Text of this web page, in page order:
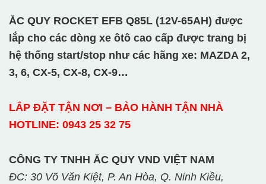
ẮC QUY ROCKET EFB Q85L (12V-65AH) được
lắp cho các dòng xe ôtô cao cấp được trang bị
hệ thống start/stop như các hãng xe: MAZDA 2,
3, 6, CX-5, CX-8, CX-9…
LẮP ĐẶT TẬN NƠI – BẢO HÀNH TẬN NHÀ
HOTLINE: 0943 25 32 75
CÔNG TY TNHH ẮC QUY VND VIỆT NAM
ĐC: 30 Võ Văn Kiệt, P. An Hòa, Q. Ninh Kiều,